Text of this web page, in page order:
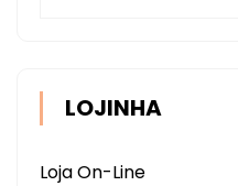
LOJINHA
Loja On-Line